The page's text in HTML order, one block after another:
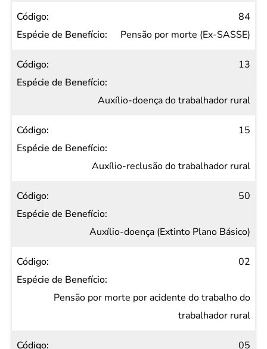
84
Pensão por morte (Ex-SASSE)
13
Auxílio-doença do trabalhador rural
15
Auxílio-reclusão do trabalhador rural
50
Auxílio-doença (Extinto Plano Básico)
02
Pensão por morte por acidente do trabalho do
trabalhador rural
05